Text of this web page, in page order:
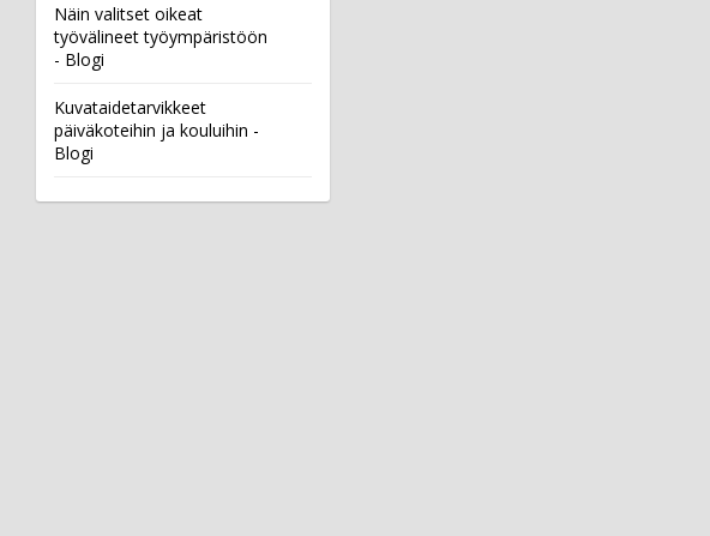
Näin valitset oikeat
työvälineet työympäristöön
- Blogi
Kuvataidetarvikkeet
päiväkoteihin ja kouluihin -
Blogi